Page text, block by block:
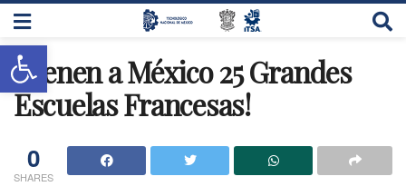
¡Vienen a México 25 Grandes
Escuelas Francesas!
0
SHARES
Abrir barra de herramientas